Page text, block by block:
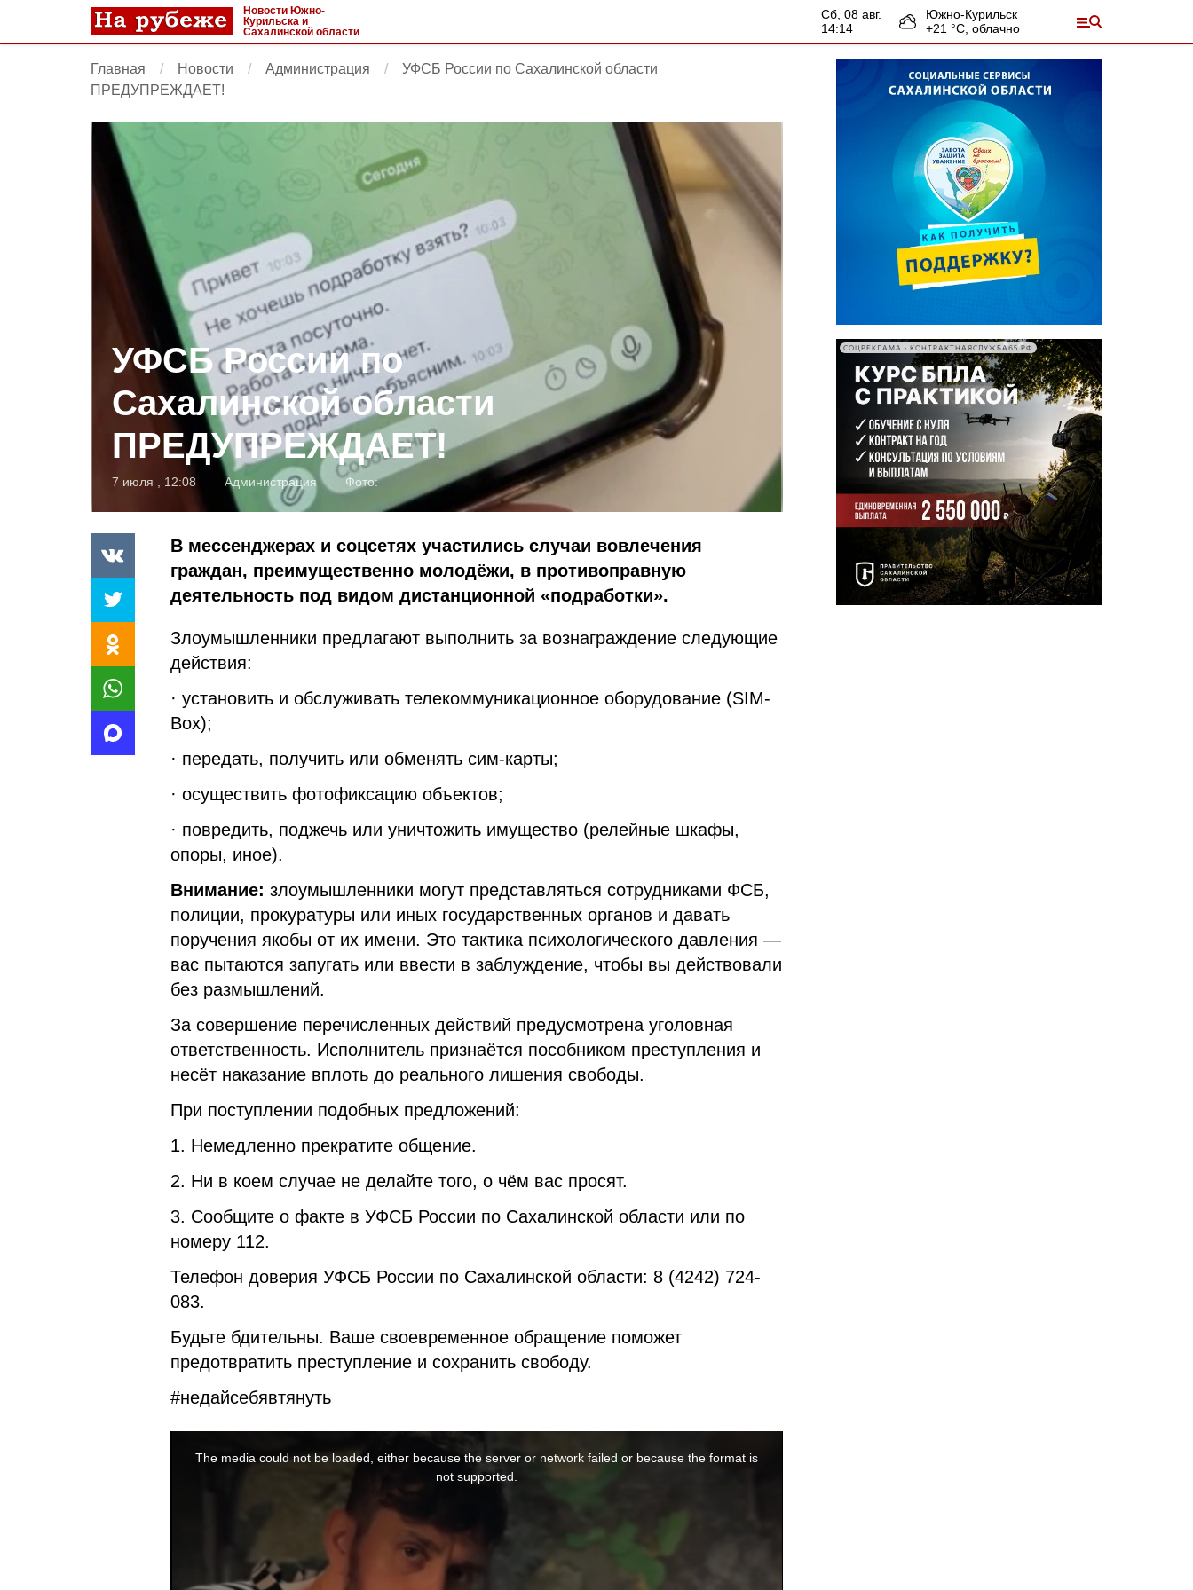
Новости Южно-
Курильска и
Сахалинской области
сб, 08 авг.
14:14
Южно-Курильск
+21 °С, облачно
Главная Новости Администрация
УФСБ России по Сахалинской области
ПРЕДУПРЕЖДАЕТ!
УФСБ России по
Сахалинской области
ПРЕДУПРЕЖДАЕТ!
7 июля , 12:08 Администрация Фото:
В мессенджерах и соцсетях участились случаи вовлечения
граждан, преимущественно молодёжи, в противоправную
деятельность под видом дистанционной «подработки».
Злоумышленники предлагают выполнить за вознаграждение следующие
действия:
· установить и обслуживать телекоммуникационное оборудование (SIM-
Box);
· передать, получить или обменять сим-карты;
· осуществить фотофиксацию объектов;
· повредить, поджечь или уничтожить имущество (релейные шкафы,
опоры, иное).
Внимание: злоумышленники могут представляться сотрудниками ФСБ,
полиции, прокуратуры или иных государственных органов и давать
поручения якобы от их имени. Это тактика психологического давления —
вас пытаются запугать или ввести в заблуждение, чтобы вы действовали
без размышлений.
За совершение перечисленных действий предусмотрена уголовная
ответственность. Исполнитель признаётся пособником преступления и
несёт наказание вплоть до реального лишения свободы.
При поступлении подобных предложений:
1. Немедленно прекратите общение.
2. Ни в коем случае не делайте того, о чём вас просят.
3. Сообщите о факте в УФСБ России по Сахалинской области или по
номеру 112.
Телефон доверия УФСБ России по Сахалинской области: 8 (4242) 724-
083.
Будьте бдительны. Ваше своевременное обращение поможет
предотвратить преступление и сохранить свободу.
#недайсебявтянуть
The media could not be loaded, either because the server or network failed or because the format is
not supported.
СОЦРЕКЛАМА • КОНТРАКТНАЯСЛУЖБА65.РФ